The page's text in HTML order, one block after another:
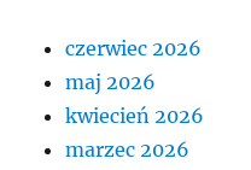
czerwiec 2026
maj 2026
kwiecień 2026
marzec 2026